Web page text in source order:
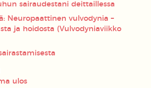
sairaudestani deittaillessa
Neuropaattinen vulvodynia –
ja hoidosta (Vulvodyniaviikko
ulos